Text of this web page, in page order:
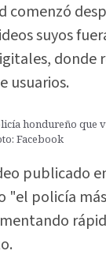
comenzó
suyos
donde
usuarios.
hondureño que
Facebook
publicado
"el policía